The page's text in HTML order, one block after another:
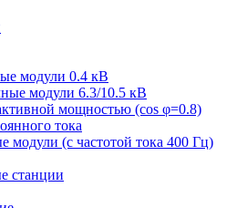
модули 0.4 кВ
модули 6.3/10.5 кВ
мощностью (cos φ=0.8)
тока
модули (с частотой тока 400 Гц)
станции